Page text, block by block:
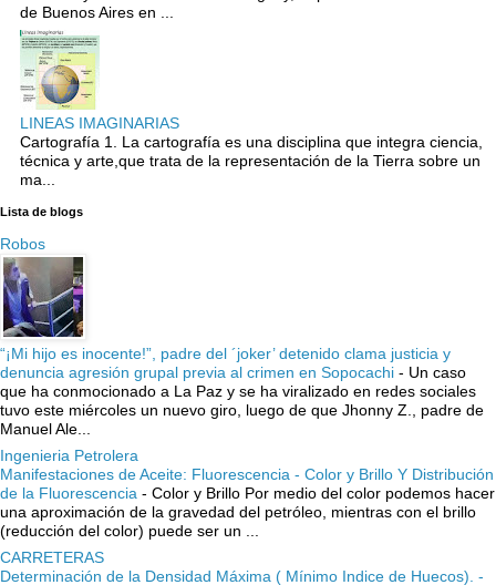
de Buenos Aires en ...
LINEAS IMAGINARIAS
Cartografía 1. La cartografía es una disciplina que integra ciencia,
técnica y arte,que trata de la representación de la Tierra sobre un
ma...
Lista de blogs
Robos
“¡Mi hijo es inocente!”, padre del ´joker’ detenido clama justicia y
denuncia agresión grupal previa al crimen en Sopocachi - Un caso
que ha conmocionado a La Paz y se ha viralizado en redes sociales
tuvo este miércoles un nuevo giro, luego de que Jhonny Z., padre de
Manuel Ale...
Ingenieria Petrolera
Manifestaciones de Aceite: Fluorescencia - Color y Brillo Y Distribución
de la Fluorescencia - Color y Brillo Por medio del color podemos hacer
una aproximación de la gravedad del petróleo, mientras con el brillo
(reducción del color) puede ser un ...
CARRETERAS
Determinación de la Densidad Máxima ( Mínimo Indice de Huecos). -